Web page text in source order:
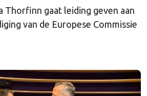
Thorfinn gaat leiding geven aan
van de Europese Commissie